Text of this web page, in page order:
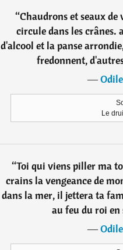
“Chaudrons et seaux
circule dans les crânes.
d'alcool et la panse
fredonnent,
―
Le
“Toi qui viens piller ma
crains la vengeance de
dans la mer, il jettera ta
au feu du roi en
―